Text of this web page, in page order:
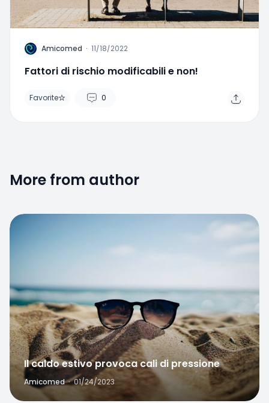
A Amicomed · 11/18/2022
Fattori di rischio modificabili e non!
Favorite 0
More from author
Il caldo estivo provoca cali di pressione
Amicomed · 01/24/2023